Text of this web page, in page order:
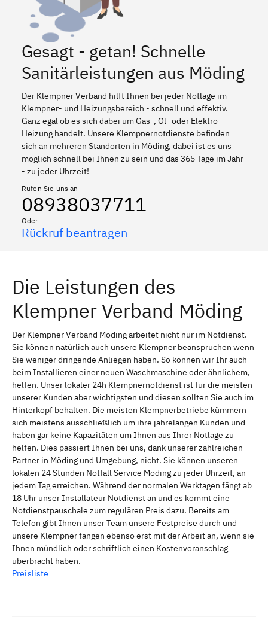
Gesagt - getan! Schnelle
Sanitärleistungen aus Möding
Der Klempner Verband hilft Ihnen bei jeder Notlage im
Klempner- und Heizungsbereich - schnell und effektiv.
Ganz egal ob es sich dabei um Gas-, Öl- oder Elektro-
Heizung handelt. Unsere Klempnernotdienste befinden
sich an mehreren Standorten in Möding, dabei ist es uns
möglich schnell bei Ihnen zu sein und das 365 Tage im Jahr
- zu jeder Uhrzeit!
Rufen Sie uns an
08938037711
Oder
Rückruf beantragen
Die Leistungen des
Klempner Verband Möding
Der Klempner Verband Möding arbeitet nicht nur im Notdienst.
Sie können natürlich auch unsere Klempner beanspruchen wenn
Sie weniger dringende Anliegen haben. So können wir Ihr auch
beim Installieren einer neuen Waschmaschine oder ähnlichem,
helfen. Unser lokaler 24h Klempnernotdienst ist für die meisten
unserer Kunden aber wichtigsten und diesen sollten Sie auch im
Hinterkopf behalten. Die meisten Klempnerbetriebe kümmern
sich meistens ausschließlich um ihre jahrelangen Kunden und
haben gar keine Kapazitäten um Ihnen aus Ihrer Notlage zu
helfen. Dies passiert Ihnen bei uns, dank unserer zahlreichen
Partner in Möding und Umgebung, nicht. Sie können unseren
lokalen 24 Stunden Notfall Service Möding zu jeder Uhrzeit, an
jedem Tag erreichen. Während der normalen Werktagen fängt ab
18 Uhr unser Installateur Notdienst an und es kommt eine
Notdienstpauschale zum regulären Preis dazu. Bereits am
Telefon gibt Ihnen unser Team unsere Festpreise durch und
unsere Klempner fangen ebenso erst mit der Arbeit an, wenn sie
Ihnen mündlich oder schriftlich einen Kostenvoranschlag
überbracht haben.
Preisliste